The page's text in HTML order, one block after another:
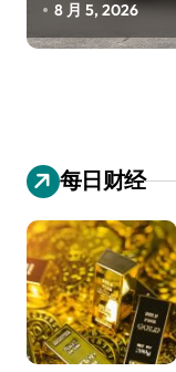
8 月 5, 2026
每日财经